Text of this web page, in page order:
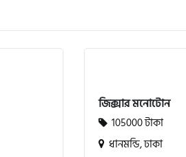
জিক্সার মনোটোন
105000 টাকা
ধানমন্ডি, ঢাকা